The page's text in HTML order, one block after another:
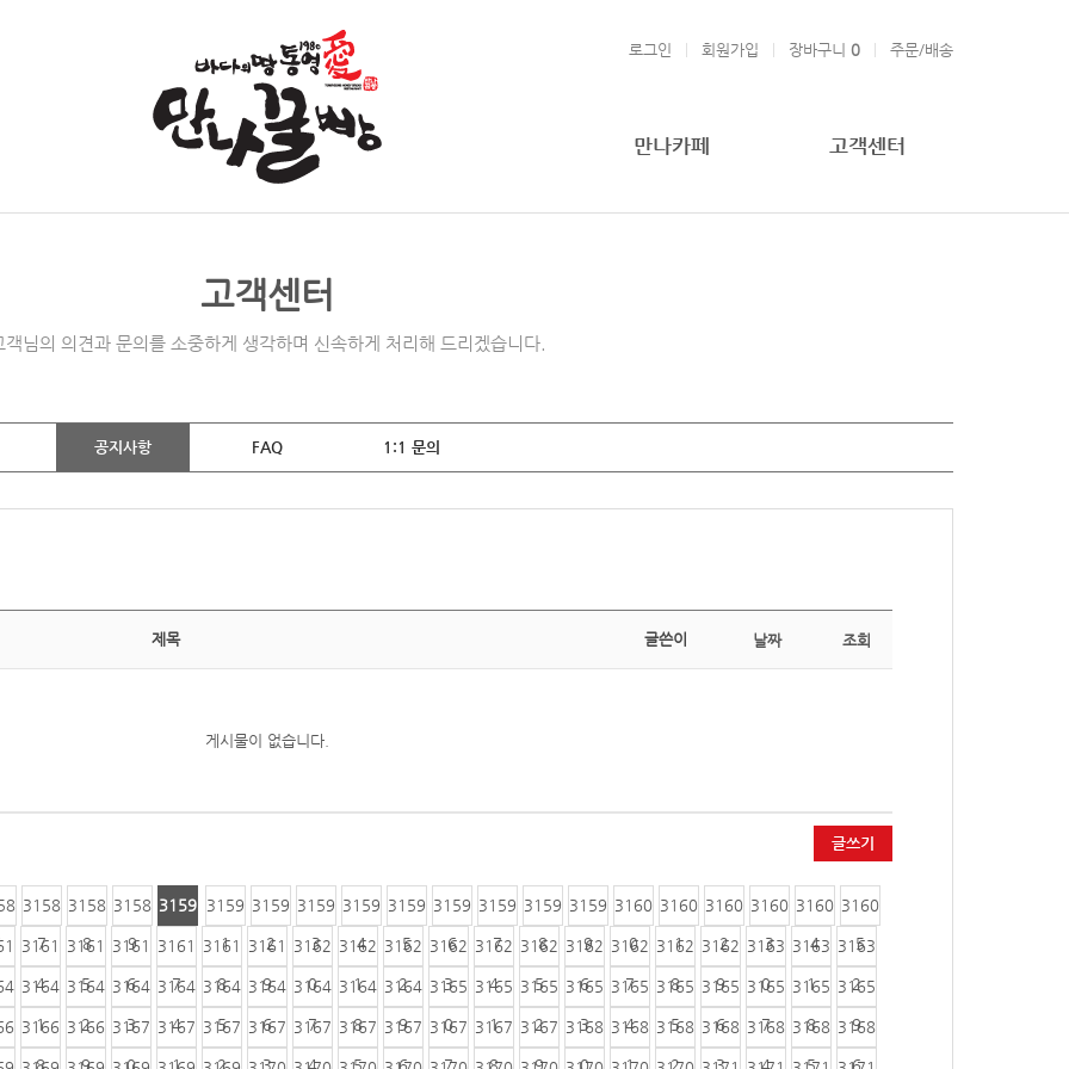
로그인 회원가입 장바구니 0 주문/배송
만나카페 고객센터
고객센터
객님의 의견과 문의를 소중하게 생각하며 신속하게 처리해 드리겠습니다.
공지사항 FAQ 1:1 문의
제목 글쓴이 날짜 조회
게시물이 없습니다.
글쓰기
3158
7
3158
8
3158
9
3159
0
3159
1
3159
2
3159
3
3159
4
3159
5
3159
6
3159
7
3159
8
3159
9
3160
0
3160
1
3160
2
3160
3
3160
4
3160
5
3161
4
3161
5
3161
6
3161
7
3161
8
3161
9
3162
0
3162
1
3162
2
3162
3
3162
4
3162
5
3162
6
3162
7
3162
8
3162
9
3163
0
3163
1
3163
2
3164
1
3164
2
3164
3
3164
4
3164
5
3164
6
3164
7
3164
8
3164
9
3165
0
3165
1
3165
2
3165
3
3165
4
3165
5
3165
6
3165
7
3165
8
3165
9
3166
8
3166
9
3167
0
3167
1
3167
2
3167
3
3167
4
3167
5
3167
6
3167
7
3167
8
3167
9
3168
0
3168
1
3168
2
3168
3
3168
4
3168
5
3168
6